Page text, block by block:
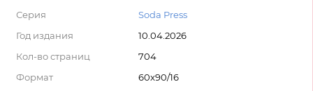
Серия
Soda Press
Год издания
10.04.2026
Кол-во страниц
704
Формат
60x90/16